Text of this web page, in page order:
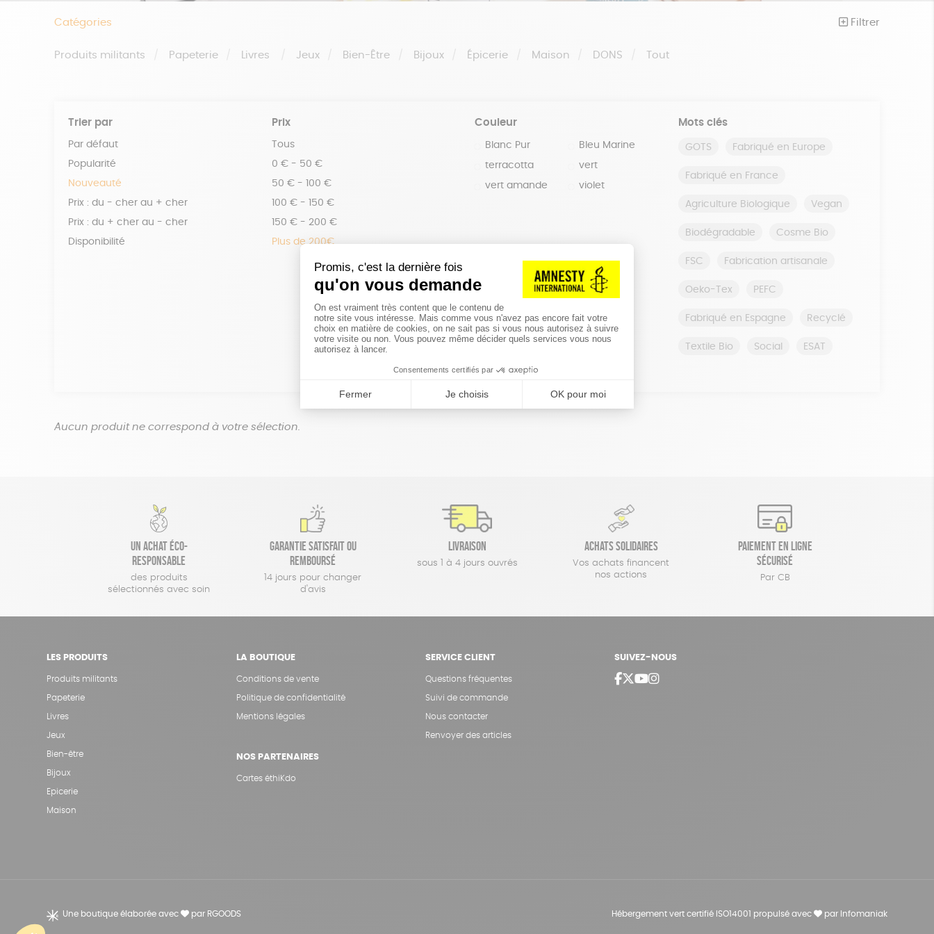
Catégories Filtrer
Produits militants Papeterie Livres Jeux Bien-Être Bijoux Épicerie Maison DONS Tout
Trier par
Par défaut
Popularité
Nouveauté
Prix : du - cher au + cher
Prix : du + cher au - cher
Disponibilité
Prix
Tous
0 € - 50 €
50 € - 100 €
100 € - 150 €
150 € - 200 €
Plus de 200€
Couleur
Blanc Pur Bleu Marine
terracotta vert
vert amande violet
Mots clés
GOTS Fabriqué en Europe
Fabriqué en France
Agriculture Biologique Vegan
Biodégradable Cosme Bio
FSC Fabrication artisanale
Oeko-Tex PEFC
Fabriqué en Espagne Recyclé
Textile Bio Social ESAT
réinitialiser les filtres
Aucun produit ne correspond à votre sélection.
Un achat éco-
responsable
des produits
sélectionnés avec soin
Garantie satisfait ou
remboursé
14 jours pour changer
d'avis
Livraison
sous 1 à 4 jours ouvrés
Achats solidaires
Vos achats financent
nos actions
Paiement en ligne
sécurisé
Par CB
LES PRODUITS
Produits militants
Papeterie
Livres
Jeux
Bien-être
Bijoux
Epicerie
Maison
LA BOUTIQUE
Conditions de vente
Politique de confidentialité
Mentions légales
NOS PARTENAIRES
Cartes éthiKdo
SERVICE CLIENT
Questions fréquentes
Suivi de commande
Nous contacter
Renvoyer des articles
SUIVEZ-NOUS
Une boutique élaborée avec par RGOODS Hébergement vert certifié ISO14001 propulsé avec par Infomaniak